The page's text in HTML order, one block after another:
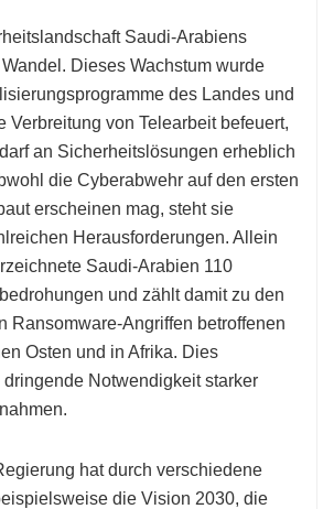
Saudi-Arabiens
Dieses Wachstum wurde
des Landes und
Verbreitung von Telearbeit befeuert,
an Sicherheitslösungen erheblich
die Cyberabwehr auf den ersten
erscheinen mag, steht sie
Herausforderungen. Allein
Saudi-Arabien 110
und zählt damit zu den
Ransomware-Angriffen betroffenen
Osten und in Afrika. Dies
dringende Notwendigkeit starker
hat durch verschiedene
die Vision 2030, die